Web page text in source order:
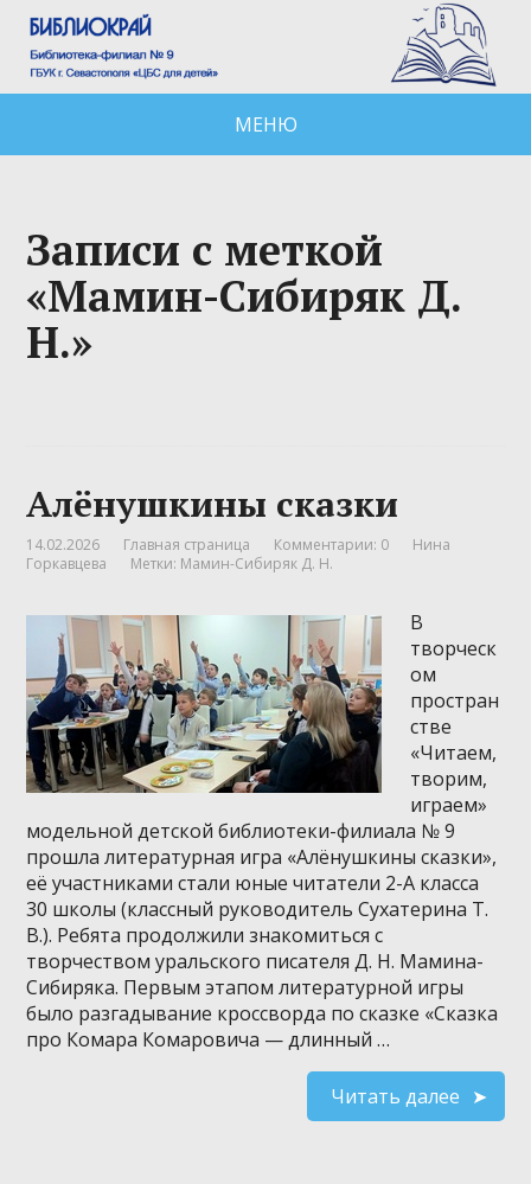
МЕНЮ
Записи с меткой
«Мамин-Сибиряк Д.
Н.»
Алёнушкины сказки
14.02.2026 Главная страница Комментарии: 0
Нина
Горкавцева
Метки: Мамин-Сибиряк Д. Н.
В
творческ
ом
простран
стве
«Читаем,
творим,
играем»
модельной детской библиотеки-филиала № 9
прошла литературная игра «Алёнушкины сказки»,
её участниками стали юные читатели 2-А класса
30 школы (классный руководитель Сухатерина Т.
В.). Ребята продолжили знакомиться с
творчеством уральского писателя Д. Н. Мамина-
Сибиряка. Первым этапом литературной игры
было разгадывание кроссворда по сказке «Сказка
про Комара Комаровича — длинный …
Читать далее